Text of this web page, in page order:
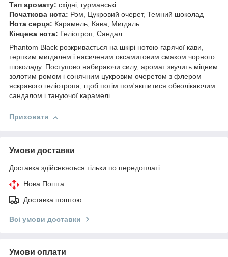
Тип аромату: східні, гурманські
Початкова нота: Ром, Цукровий очерет, Темний шоколад
Нота серця: Карамель, Кава, Мигдаль
Кінцева нота: Геліотроп, Сандал
Phantom Black розкривається на шкірі нотою гарячої кави,
терпким мигдалем і насиченим оксамитовим смаком чорного
шоколаду. Поступово набираючи силу, аромат звучить міцним
золотим ромом і сонячним цукровим очеретом з флером
яскравого геліотропа, щоб потім пом'якшитися обволікаючим
сандалом і тануючої карамелі.
Приховати
Умови доставки
Доставка здійснюється тільки по передоплаті.
Нова Пошта
Доставка поштою
Всі умови доставки
Умови оплати